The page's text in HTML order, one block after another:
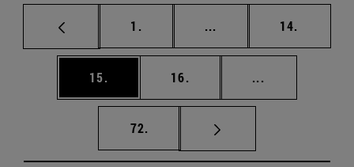
1. ... Tarteko orrialdeak
14.
15. 16. ...
72.